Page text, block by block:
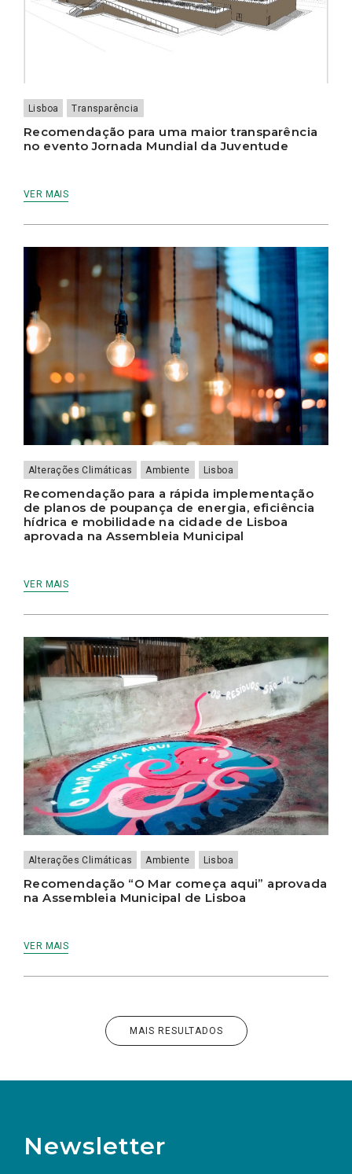
Lisboa Transparência
Recomendação para uma maior transparência
no evento Jornada Mundial da Juventude
VER MAIS
Alterações Climáticas Ambiente Lisboa
Recomendação para a rápida implementação
de planos de poupança de energia, eficiência
hídrica e mobilidade na cidade de Lisboa
aprovada na Assembleia Municipal
VER MAIS
Alterações Climáticas Ambiente Lisboa
Recomendação “O Mar começa aqui” aprovada
na Assembleia Municipal de Lisboa
VER MAIS
MAIS RESULTADOS
Newsletter